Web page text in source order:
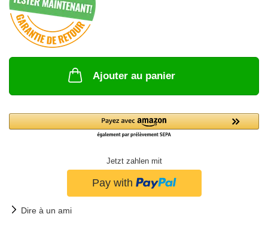
Ajouter au panier
Jetzt zahlen mit
Dire à un ami